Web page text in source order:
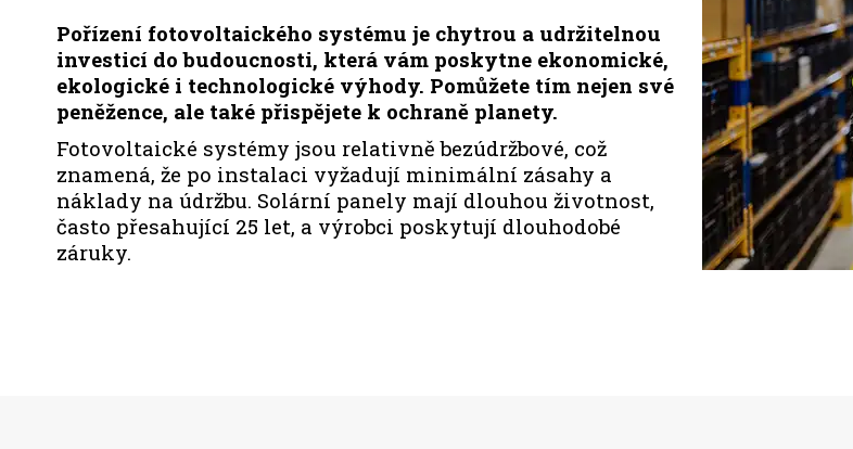
Pořízení fotovoltaického systému je chytrou a udržitelnou
investicí do budoucnosti, která vám poskytne ekonomické,
ekologické i technologické výhody. Pomůžete tím nejen své
peněžence, ale také přispějete k ochraně planety.
Fotovoltaické systémy jsou relativně bezúdržbové, což
znamená, že po instalaci vyžadují minimální zásahy a
náklady na údržbu. Solární panely mají dlouhou životnost,
často přesahující 25 let, a výrobci poskytují dlouhodobé
záruky.